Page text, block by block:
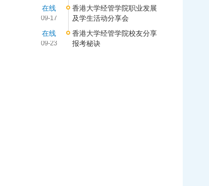
在线
09-17
香港大学经管学院职业发展
及学生活动分享会
在线
09-23
香港大学经管学院校友分享
报考秘诀